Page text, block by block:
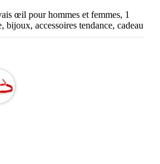
œil pour hommes et femmes, 1
bijoux, accessoires tendance, cadeau